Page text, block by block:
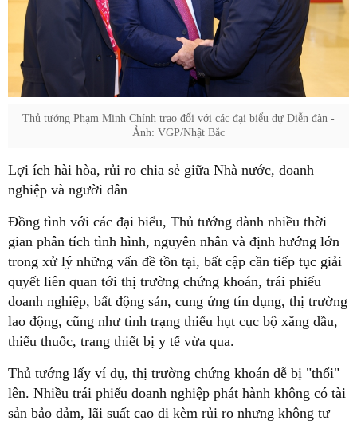
Thủ tướng Phạm Minh Chính trao đổi với các đại biểu dự Diễn đàn -
Ảnh: VGP/Nhật Bắc
Lợi ích hài hòa, rủi ro chia sẻ giữa Nhà nước, doanh
nghiệp và người dân
Đồng tình với các đại biểu, Thủ tướng dành nhiều thời
gian phân tích tình hình, nguyên nhân và định hướng lớn
trong xử lý những vấn đề tồn tại, bất cập cần tiếp tục giải
quyết liên quan tới thị trường chứng khoán, trái phiếu
doanh nghiệp, bất động sản, cung ứng tín dụng, thị trường
lao động, cũng như tình trạng thiếu hụt cục bộ xăng dầu,
thiếu thuốc, trang thiết bị y tế vừa qua.
Thủ tướng lấy ví dụ, thị trường chứng khoán dễ bị "thổi"
lên. Nhiều trái phiếu doanh nghiệp phát hành không có tài
sản bảo đảm, lãi suất cao đi kèm rủi ro nhưng không tư